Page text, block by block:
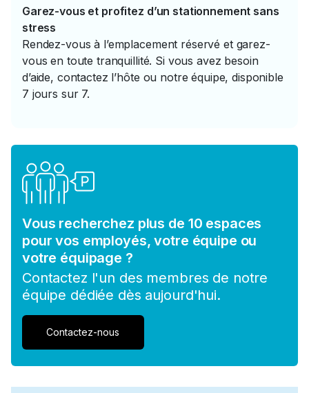
Garez-vous et profitez d’un stationnement sans
stress
Rendez-vous à l’emplacement réservé et garez-
vous en toute tranquillité. Si vous avez besoin
d’aide, contactez l’hôte ou notre équipe, disponible
7 jours sur 7.
Vous recherchez plus de 10 espaces
pour vos employés, votre équipe ou
votre équipage ?
Contactez l'un des membres de notre
équipe dédiée dès aujourd'hui.
Contactez-nous